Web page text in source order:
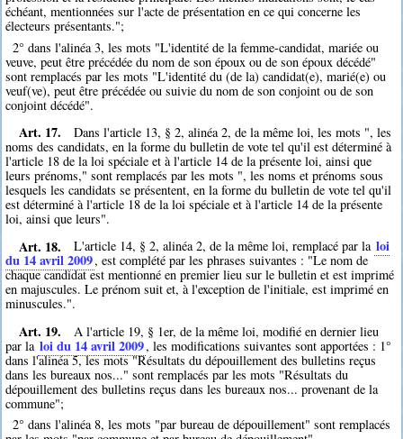
échéant, mentionnées sur l'acte de présentation en ce qui concerne les
électeurs présentants.";
2° dans l'alinéa 3, les mots "L'identité de la femme-candidat, mariée ou
veuve, peut être précédée du nom de son époux ou de son époux décédé"
sont remplacés par les mots "L'identité du (de la) candidat(e), marié(e) ou
veuf(ve), peut être précédée ou suivie du nom de son conjoint ou de son
conjoint décédé".
Art. 17.
Dans l'article 13, § 2, alinéa 2, de la même loi, les mots ", les
noms des candidats, en la forme du bulletin de vote tel qu'il est déterminé à
l'article 18 de la loi spéciale et à l'article 14 de la présente loi, ainsi que
leurs prénoms," sont remplacés par les mots ", les noms et prénoms sous
lesquels les candidats se présentent, en la forme du bulletin de vote tel qu'il
est déterminé à l'article 18 de la loi spéciale et à l'article 14 de la présente
loi, ainsi que leurs".
Art. 18. L'article 14, § 2, alinéa 2, de la même loi, remplacé par la loi
du 14 avril 2009, est complété par les phrases suivantes : "Le nom de
chaque candidat est mentionné en premier lieu sur le bulletin et est imprimé
en majuscules. Le prénom suit et, à l'exception de l'initiale, est imprimé en
minuscules.".
Art. 19.
A l'article 19, § 1er, de la même loi, modifié en dernier lieu
par la loi du 14 avril 2009, les modifications suivantes sont apportées : 1°
dans l'alinéa 5, les mots "Résultats du dépouillement des bulletins reçus
dans les bureaux nos..." sont remplacés par les mots "Résultats du
dépouillement des bulletins reçus dans les bureaux nos... provenant de la
commune";
2° dans l'alinéa 8, les mots "par bureau de dépouillement" sont remplacés